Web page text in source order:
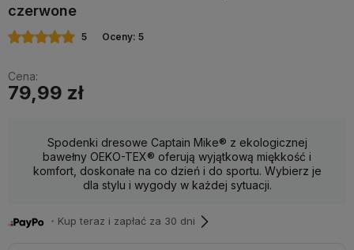
czerwone
5 Oceny: 5
Cena:
79,99 zł
Spodenki dresowe Captain Mike® z ekologicznej
bawełny OEKO-TEX® oferują wyjątkową miękkość i
komfort, doskonałe na co dzień i do sportu. Wybierz je
dla stylu i wygody w każdej sytuacji.
・Kup teraz i zapłać za 30 dni